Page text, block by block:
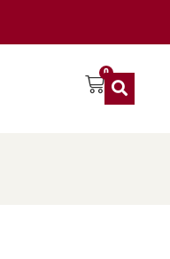
0